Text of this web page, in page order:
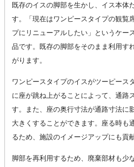
既存のイスの脚部を生かし、イス本体
す。「現在はワンピースタイプの観覧
プにリニューアルしたい」というケー
品です。既存の脚部をそのまま利用す
がります。
ワンピースタイプのイスがツーピース
に座が跳ね上がることによって、通路
す。また、座の奥行寸法が通路寸法に
大きくすることができます。座る時も
るため、施設のイメージアップにも貢
脚部を再利用するため、廃棄部材も少